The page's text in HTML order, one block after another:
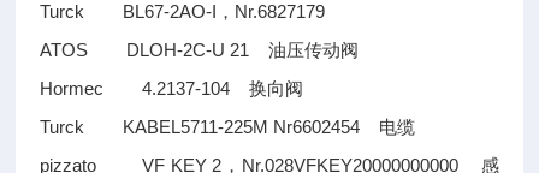
Turck BL67-2AO-I ， Nr.6827179
ATOS DLOH-2C-U 21油压传动阀
Hormec 4.2137-104换向阀
Turck KABEL5711-225M Nr6602454 电缆
pizzato VF KEY 2 ， Nr.028VFKEY20000000000 感